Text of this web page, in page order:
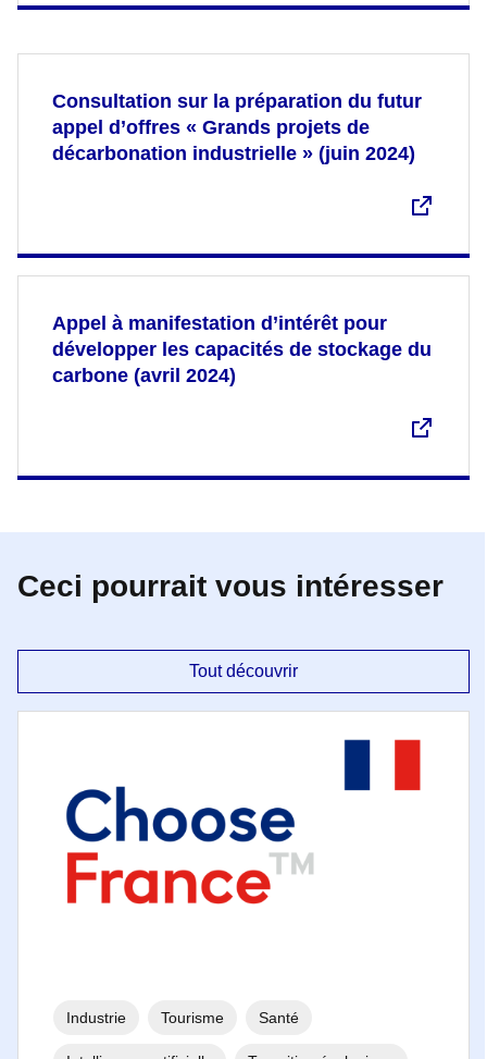
Consultation sur la préparation du futur
appel d’offres « Grands projets de
décarbonation industrielle » (juin 2024)
Appel à manifestation d’intérêt pour
développer les capacités de stockage du
carbone (avril 2024)
Ceci pourrait vous intéresser
Tout découvrir
Industrie Tourisme Santé